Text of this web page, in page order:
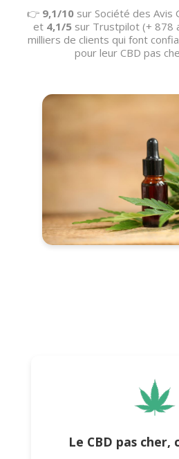
👉 9,1/10sur Société des Avis
et 4,1/5 sur Trustpilot (+
milliers de clients qui font
pour leur CBD pas
Le CBD pas cher,